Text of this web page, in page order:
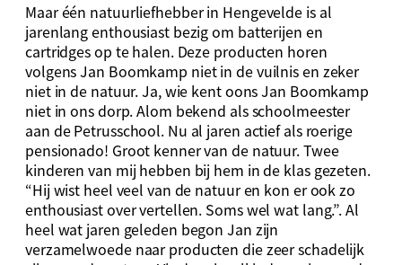
Maar één natuurliefhebber in Hengevelde is al
jarenlang enthousiast bezig om batterijen en
cartridges op te halen. Deze producten horen
volgens Jan Boomkamp niet in de vuilnis en zeker
niet in de natuur. Ja, wie kent oons Jan Boomkamp
niet in ons dorp. Alom bekend als schoolmeester
aan de Petrusschool. Nu al jaren actief als roerige
pensionado! Groot kenner van de natuur. Twee
kinderen van mij hebben bij hem in de klas gezeten.
“Hij wist heel veel van de natuur en kon er ook zo
enthousiast over vertellen. Soms wel wat lang.”. Al
heel wat jaren geleden begon Jan zijn
verzamelwoede naar producten die zeer schadelijk